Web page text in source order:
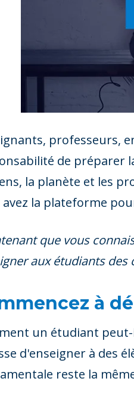
professeurs,
de préparer
la planète et les
avez la plateforme
que vous
aux étudiants des
à
un étudiant
d'enseigner à des
reste la